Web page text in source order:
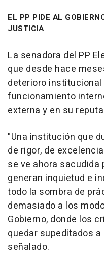
EL PP PIDE AL
JUSTICIA
La senadora del PP
que desde hace
deterioro
funcionamiento
externa y en su
"Una institución que
de rigor, de
se ve ahora sacudida
generan inquietud e
todo la sombra de
demasiado a los
Gobierno, donde los
quedar supeditados
señalado.